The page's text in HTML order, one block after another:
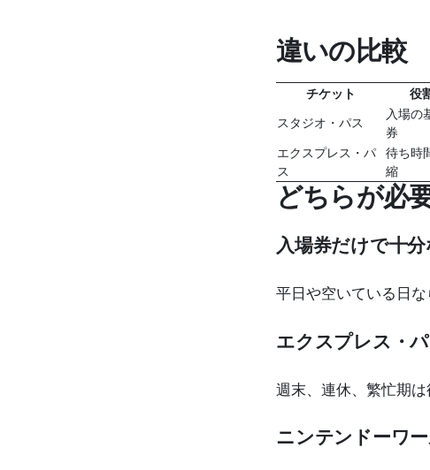
違いの比較
チケット 役
スタジオ・パス
入場の
券
エクスプレス・パ
ス
待ち時
縮
どちらが必
入場券だけで十
平日や空いている日
エクスプレス・
週末、連休、繁忙期
ニンテンドーワ